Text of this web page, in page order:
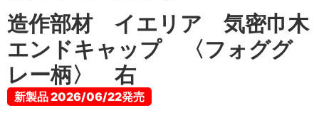
造作部材 イエリア 気密巾木
エンドキャップ 〈フォググ
レー柄〉 右
新製品 2026/06/22発売